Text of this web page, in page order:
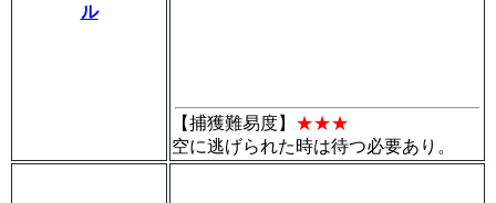
ル
【捕獲難易度】 ★★★
空に逃げられた時は待つ必要あり。